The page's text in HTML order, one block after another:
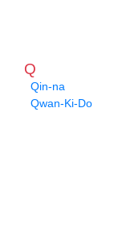
Q
Qin-na
Qwan-Ki-Do